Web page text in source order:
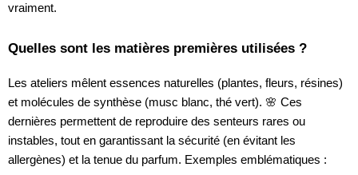
vraiment.
Quelles sont les matières premières utilisées ?
Les ateliers mêlent essences naturelles (plantes, fleurs, résines)
et molécules de synthèse (musc blanc, thé vert). 🌸 Ces
dernières permettent de reproduire des senteurs rares ou
instables, tout en garantissant la sécurité (en évitant les
allergènes) et la tenue du parfum. Exemples emblématiques :